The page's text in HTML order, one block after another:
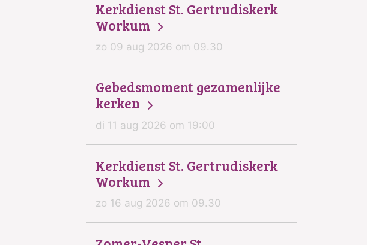
Kerkdienst St. Gertrudiskerk
Workum
zo 09 aug 2026 om 09.30
Gebedsmoment gezamenlijke
kerken
di 11 aug 2026 om 19:00
Kerkdienst St. Gertrudiskerk
Workum
zo 16 aug 2026 om 09.30